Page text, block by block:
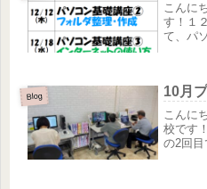
こんに
す！１
て、パ
３時か
にお...
Blog 10月
こんに
校です
の2回目